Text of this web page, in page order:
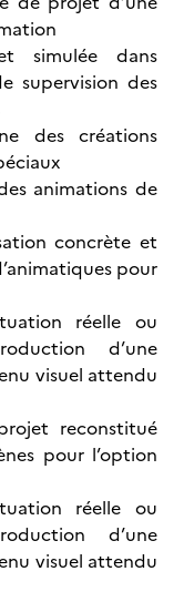
simulée dans
supervision des
des créations
animations de
concrète et
pour
réelle ou
d’une
visuel attendu
reconstitué
pour l’option
réelle ou
d’une
visuel attendu